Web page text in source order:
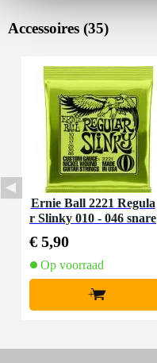
Accessoires (35)
Ernie Ball 2221 Regula
r Slinky 010 - 046 snare
€ 5,90
Op voorraad
+